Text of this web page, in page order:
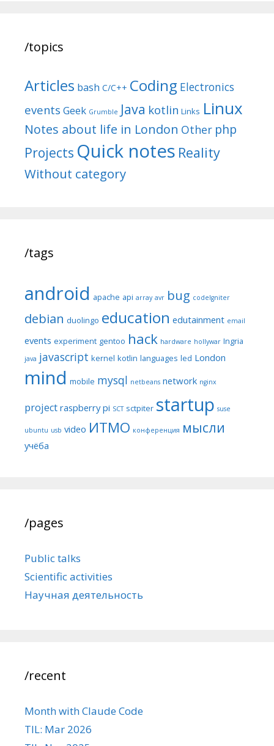
/topics
Articles bash C/C++ Coding Electronics
events Geek Grumble Java kotlin Links Linux
Notes about life in London Other php
Projects Quick notes Reality
Without category
/tags
android apache api array avr bug codeIgniter
debian duolingo education edutainment email
events experiment gentoo hack hardware hollywar Ingria
java javascript kernel kotlin languages led London
mind mobile mysql netbeans network nginx
project raspberry pi SCT sctpiter startup suse
ubuntu usb video ИТМО конференция мысли
учёба
/pages
Public talks
Scientific activities
Научная деятельность
/recent
Month with Claude Code
TIL: Mar 2026